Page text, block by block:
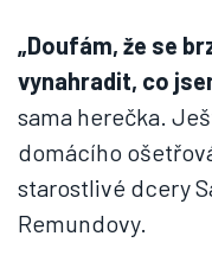
„Doufám, že se
vynahradit, co
sama herečka.
domácího
starostlivé dcery
Remundovy.